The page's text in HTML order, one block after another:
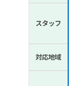
スタッフ
対応地域